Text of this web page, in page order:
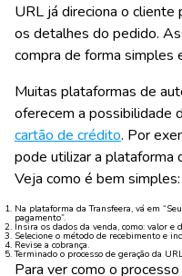
URL já direciona o cliente
os detalhes do pedido.
compra de forma simples
Muitas plataformas de
oferecem a possibilidade
cartão de crédito. Por
pode utilizar a
Veja como é bem simples:
Na plataforma da Transfeera, vá em
pagamento”.
Insira os dados da venda, como: valor e
Selecione o método de recebimento e
Revise a cobrança.
Terminado o processo de geração da
Para ver como o